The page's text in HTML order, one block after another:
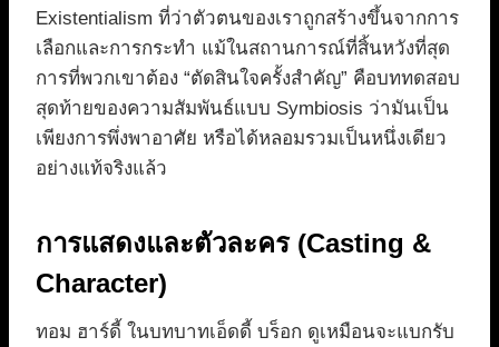
Existentialism ที่ว่าตัวตนของเราถูกสร้างขึ้นจากการ
เลือกและการกระทำ แม้ในสถานการณ์ที่สิ้นหวังที่สุด
การที่พวกเขาต้อง “ตัดสินใจครั้งสำคัญ” คือบททดสอบ
สุดท้ายของความสัมพันธ์แบบ Symbiosis ว่ามันเป็น
เพียงการพึ่งพาอาศัย หรือได้หลอมรวมเป็นหนึ่งเดียว
อย่างแท้จริงแล้ว
การแสดงและตัวละคร (Casting &
Character)
ทอม ฮาร์ดี้ ในบทบาทเอ็ดดี้ บร็อก ดูเหมือนจะแบกรับ